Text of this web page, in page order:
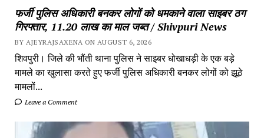
फर्जी पुलिस अधिकारी बनकर लोगों को धमकाने वाला साइबर ठग
गिरफ्तार, 11.20 लाख का माल जब्त / Shivpuri News
BY AJEYRAJSAXENA ON AUGUST 6, 2026
शिवपुरी। जिले की भौंती थाना पुलिस ने साइबर धोखाधड़ी के एक बड़े
मामले का खुलासा करते हुए फर्जी पुलिस अधिकारी बनकर लोगों को झूठे
मामलों...
Leave a Comment